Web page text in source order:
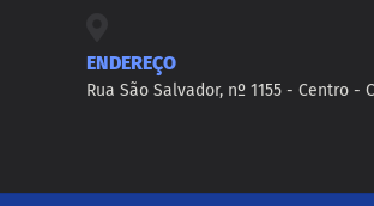
ENDEREÇO
Rua São Salvador, nº 1155 - Centro -